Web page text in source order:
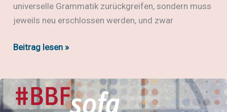
universelle Grammatik zurückgreifen, sondern muss
jeweils neu erschlossen werden, und zwar
#pictura25:
Bias
–
Beitrag lesen »